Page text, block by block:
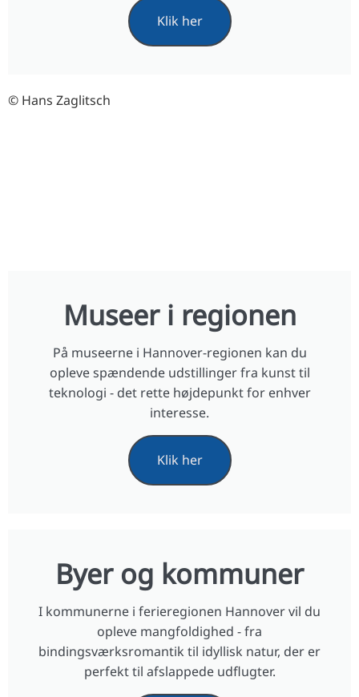
Klik her
© Hans Zaglitsch
Museer i regionen
På museerne i Hannover-regionen kan du
opleve spændende udstillinger fra kunst til
teknologi - det rette højdepunkt for enhver
interesse.
Klik her
Byer og kommuner
I kommunerne i ferieregionen Hannover vil du
opleve mangfoldighed - fra
bindingsværksromantik til idyllisk natur, der er
perfekt til afslappede udflugter.